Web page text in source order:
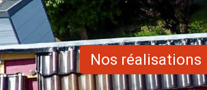
Nos réalisations